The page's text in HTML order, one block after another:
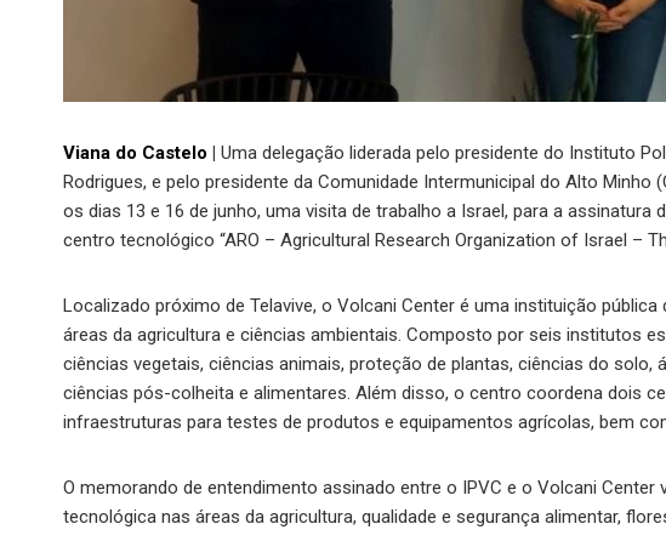
Viana do Castelo
Uma delegação liderada pelo presidente do Instituto
Rodrigues, e pelo presidente da Comunidade Intermunicipal do Alto Minho
os dias 13 e 16 de junho, uma visita de trabalho a Israel, para a
centro tecnológico “ARO – Agricultural Research Organization of Israel –
Localizado próximo de Telavive, o Volcani Center é uma instituição
áreas da agricultura e ciências ambientais. Composto por seis institutos
ciências vegetais, ciências animais, proteção de plantas, ciências do solo,
ciências pós-colheita e alimentares. Além disso, o centro coordena dois
infraestruturas para testes de produtos e equipamentos agrícolas, bem
O memorando de entendimento assinado entre o IPVC e o Volcani
tecnológica nas áreas da agricultura, qualidade e segurança alimentar,